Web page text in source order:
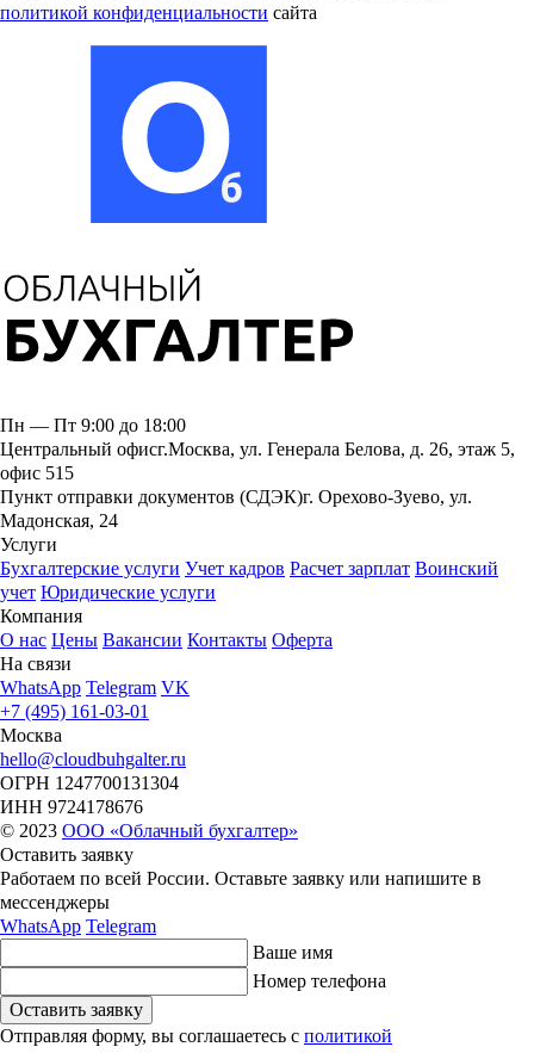
политикой конфиденциальности сайта
Пн — Пт 9:00 до 18:00
Центральный офисг.Москва, ул. Генерала Белова, д. 26, этаж 5,
офис 515
Пункт отправки документов (СДЭК)г. Орехово-Зуево, ул.
Мадонская, 24
Услуги
Бухгалтерские услуги Учет кадров Расчет зарплат Воинский
учет Юридические услуги
Компания
О нас Цены Вакансии Контакты Оферта
На связи
WhatsApp Telegram VK
+7 (495) 161-03-01
Москва
hello@cloudbuhgalter.ru
ОГРН 1247700131304
ИНН 9724178676
© 2023 ООО «Облачный бухгалтер»
Оставить заявку
Работаем по всей России. Оставьте заявку или напишите в
мессенджеры
WhatsApp Telegram
Ваше имя
Номер телефона
Оставить заявку
Отправляя форму, вы соглашаетесь с политикой